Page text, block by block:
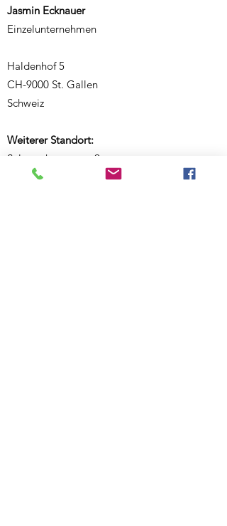
Jasmin Ecknauer
Einzelunternehmen
Haldenhof 5
CH-9000 St. Gallen
Schweiz
Weiterer Standort:
Salmsacherstrasse 9
CH-8590 Romanshorn